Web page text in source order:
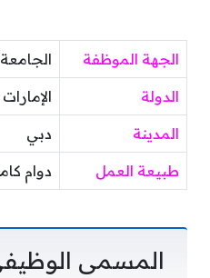
الجهة الموظفة
الدولة الإمارات
المدينة دبي
طبيعة العمل دوام
المسمى